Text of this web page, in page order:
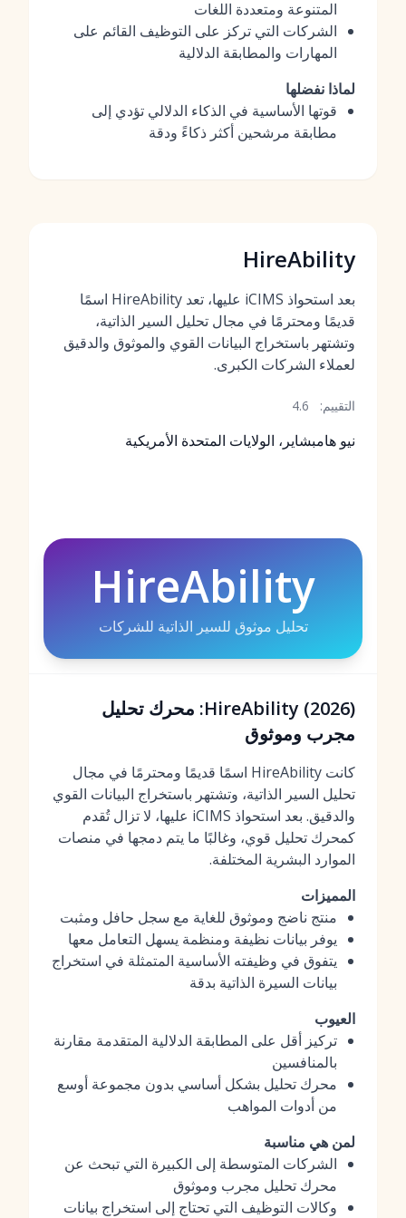
المتنوعة ومتعددة اللغات
الشركات التي تركز على التوظيف القائم على
المهارات والمطابقة الدلالية
لماذا نفضلها
قوتها الأساسية في الذكاء الدلالي تؤدي إلى
مطابقة مرشحين أكثر ذكاءً ودقة
HireAbility
بعد استحواذ iCIMS عليها، تعد HireAbility اسمًا
قديمًا ومحترمًا في مجال تحليل السير الذاتية،
وتشتهر باستخراج البيانات القوي والموثوق والدقيق
لعملاء الشركات الكبرى.
التقييم: 4.6
نيو هامبشاير، الولايات المتحدة الأمريكية
HireAbility
تحليل موثوق للسير الذاتية للشركات
HireAbility (2026): محرك تحليل
مجرب وموثوق
كانت HireAbility اسمًا قديمًا ومحترمًا في مجال
تحليل السير الذاتية، وتشتهر باستخراج البيانات القوي
والدقيق. بعد استحواذ iCIMS عليها، لا تزال تُقدم
كمحرك تحليل قوي، وغالبًا ما يتم دمجها في منصات
الموارد البشرية المختلفة.
المميزات
منتج ناضج وموثوق للغاية مع سجل حافل ومثبت
يوفر بيانات نظيفة ومنظمة يسهل التعامل معها
يتفوق في وظيفته الأساسية المتمثلة في استخراج
بيانات السيرة الذاتية بدقة
العيوب
تركيز أقل على المطابقة الدلالية المتقدمة مقارنة
بالمنافسين
محرك تحليل بشكل أساسي بدون مجموعة أوسع
من أدوات المواهب
لمن هي مناسبة
الشركات المتوسطة إلى الكبيرة التي تبحث عن
محرك تحليل مجرب وموثوق
وكالات التوظيف التي تحتاج إلى استخراج بيانات